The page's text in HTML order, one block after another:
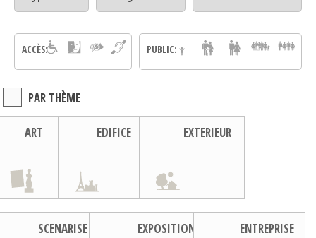
ACCÈS: PUBLIC:
PAR THÈME
ART EDIFICE EXTERIEUR
SCENARISE EXPOSITION ENTREPRISE